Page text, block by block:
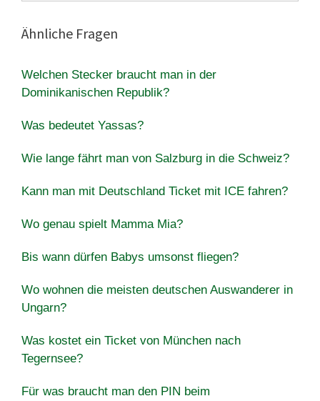
Ähnliche Fragen
Welchen Stecker braucht man in der
Dominikanischen Republik?
Was bedeutet Yassas?
Wie lange fährt man von Salzburg in die Schweiz?
Kann man mit Deutschland Ticket mit ICE fahren?
Wo genau spielt Mamma Mia?
Bis wann dürfen Babys umsonst fliegen?
Wo wohnen die meisten deutschen Auswanderer in
Ungarn?
Was kostet ein Ticket von München nach
Tegernsee?
Für was braucht man den PIN beim